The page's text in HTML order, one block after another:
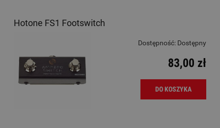
Hotone FS1 Footswitch
Dostępność: Dostępny
83,00 zł
DO KOSZYKA